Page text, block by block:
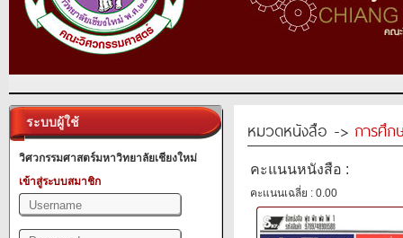
ระบบผู้ใช้
วิศวกรรมศาสตร์มหาวิทยาลัยเชียงใหม่
เข้าสู่ระบบสมาชิก
หมวดหนังสือ -> การศึก
คะแนนหนังสือ :
คะแนนเฉลี่ย : 0.00